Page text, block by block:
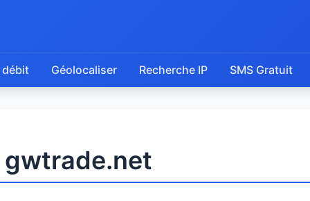
débit Géolocaliser Recherche IP SMS Gratuit
gwtrade.net